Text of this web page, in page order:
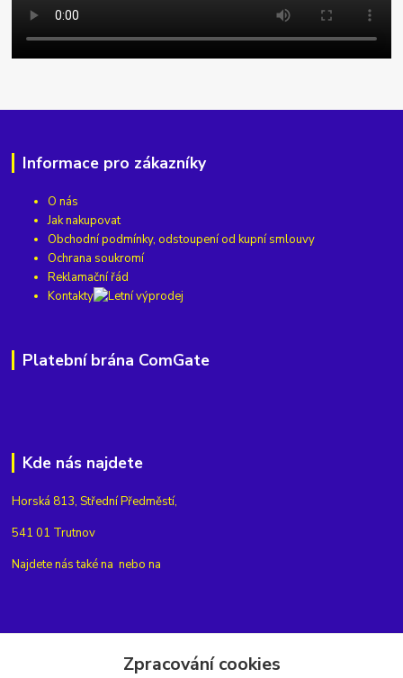
Informace pro zákazníky
O nás
Jak nakupovat
Obchodní podmínky, odstoupení od kupní smlouvy
Ochrana soukromí
Reklamační řád
Kontakty
Platební brána ComGate
Kde nás najdete
Horská 813, Střední Předměstí,
541 01 Trutnov
Najdete nás také na nebo na
Zpracování cookies